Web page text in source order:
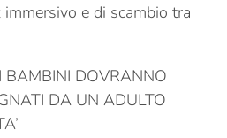
e di scambio tra
BAMBINI DOVRANNO
DA UN ADULTO